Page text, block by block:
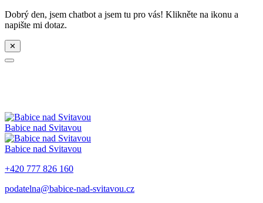
Dobrý den, jsem chatbot a jsem tu pro vás! Klikněte na ikonu a
napište mi dotaz.
✕
Babice nad Svitavou
Babice nad Svitavou
+420 777 826 160
podatelna@babice-nad-svitavou.cz